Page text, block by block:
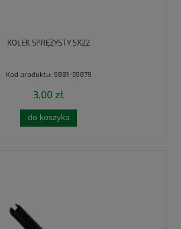
KOŁEK SPRĘŻYSTY 5X22
Kod produktu: 9B81-59879
3,00 zł
do koszyka